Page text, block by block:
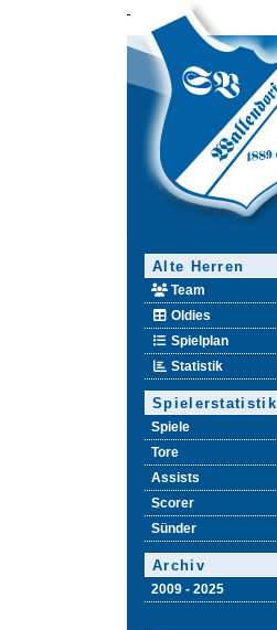
Alte Herren
Team
Oldies
Spielplan
Statistik
Spielerstatistik
Spiele
Tore
Assists
Scorer
Sünder
Archiv
2009 - 2025